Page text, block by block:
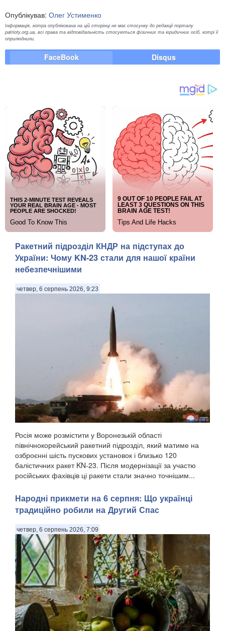
Опублікував: Олег Устименко
Інформація, котра опублікована на цій сторінці не має стосунку до редакції порталу
patrioty.org.ua, всі права та відповідальність стосуються фізичних та юридичних осіб, котрі її
оприлюднили.
FaceBook Disqus
Ракетний підрозділ КНДР на підступах до
України: Чому KN-23 стали для нашої країни
небезпечнішими
четвер, 6 серпень 2026, 9:23
Росія може розмістити у Воронезькій області
північнокорейський ракетний підрозділ, який матиме на
озброєнні шість пускових установок і близько 120
балістичних ракет KN-23. Після модернізації за участю
російських фахівців ці ракети стали значно точнішим...
Народні прикмети на 6 серпня: Що українці
традиційно робили на Другий Спас
четвер, 6 серпень 2026, 7:09